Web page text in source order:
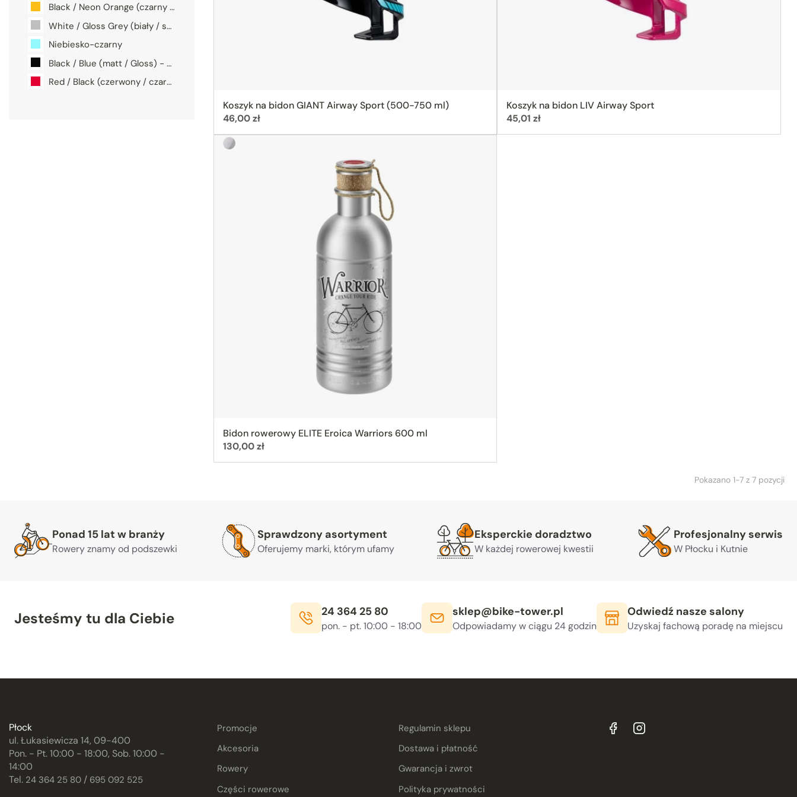
Black / Neon Orange (czarny / neonowy pomarańczowy)
White / Gloss Grey (biały / szary)
Niebiesko-czarny
Black / Blue (matt / Gloss) - czarny / niebieski
Red / Black (czerwony / czarny)
Koszyk na bidon GIANT Airway Sport (500-750 ml)
Cena:
46,00 zł
Koszyk na bidon LIV Airway Sport
Cena:
45,01 zł
Bidon rowerowy ELITE Eroica Warriors 600 ml
Cena:
130,00 zł
Silver (srebrny)
Pokazano 1-7 z 7 pozycji
Warto nam zaufać
Ponad 15 lat w branży
Rowery znamy od podszewki
Sprawdzony asortyment
Oferujemy marki, którym ufamy
Eksperckie doradztwo
W każdej rowerowej kwestii
Profesjonalny serwis
W Płocku i Kutnie
Jesteśmy tu dla Ciebie Telefon:
24 364 25 80
Godziny otwarcia:
pon. - pt. 10:00 - 18:00, sob. 10:00 - 14:00
E-mail:
sklep@bike-tower.pl
Odpowiadamy w ciągu 24 godzin
Odwiedź nasze salony
Uzyskaj fachową poradę na miejscu
Płock
ul. Łukasiewicza 14, 09-400
Pon. - Pt. 10:00 - 18:00, Sob. 10:00 -
14:00
Tel. 24 364 25 80 / 695 092 525
Promocje
Akcesoria
Rowery
Części rowerowe
Regulamin sklepu
Dostawa i płatność
Gwarancja i zwrot
Polityka prywatności